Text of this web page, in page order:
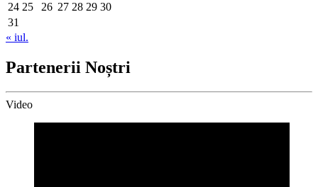
24 25 26 27 28 29 30
31
« iul.
Partenerii Noștri
Video